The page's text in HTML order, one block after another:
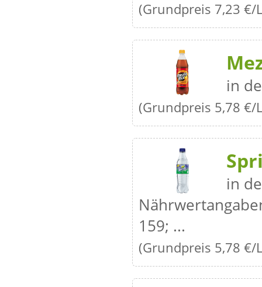
(Grundpreis 7,23 €/
in
(Grundpreis 5,78 €/
in
159; ...
(Grundpreis 5,78 €/